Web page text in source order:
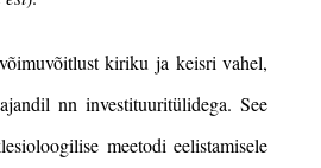
kiriku ja keisri vahel,
nn investituuritülidega. See
meetodi eelistamisele